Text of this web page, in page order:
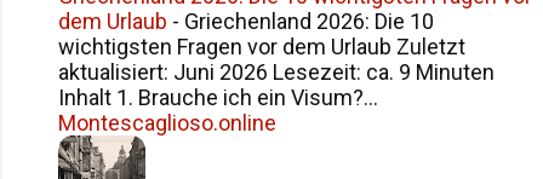
dem Urlaub - Griechenland 2026: Die 10
wichtigsten Fragen vor dem Urlaub Zuletzt
aktualisiert: Juni 2026 Lesezeit: ca. 9 Minuten
Inhalt 1. Brauche ich ein Visum?...
Montescaglioso.online